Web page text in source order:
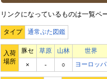
リンクになっているものは一覧ペ
タイプ 通常ぶた図鑑
入荷
場所
豚セ 草原 山林
世界
×
‐ ○ ヨーロッパ